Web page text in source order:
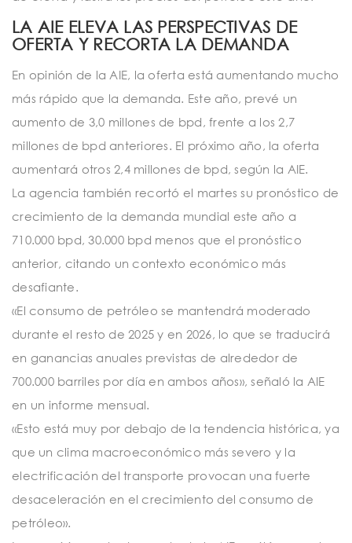
LA AIE ELEVA LAS PERSPECTIVAS DE
OFERTA Y RECORTA LA DEMANDA
En opinión de la AIE, la oferta está aumentando mucho
más rápido que la demanda. Este año, prevé un
aumento de 3,0 millones de bpd, frente a los 2,7
millones de bpd anteriores. El próximo año, la oferta
aumentará otros 2,4 millones de bpd, según la AIE.
La agencia también recortó el martes su pronóstico de
crecimiento de la demanda mundial este año a
710.000 bpd, 30.000 bpd menos que el pronóstico
anterior, citando un contexto económico más
desafiante.
«El consumo de petróleo se mantendrá moderado
durante el resto de 2025 y en 2026, lo que se traducirá
en ganancias anuales previstas de alrededor de
700.000 barriles por día en ambos años», señaló la AIE
en un informe mensual.
«Esto está muy por debajo de la tendencia histórica, ya
que un clima macroeconómico más severo y la
electrificación del transporte provocan una fuerte
desaceleración en el crecimiento del consumo de
petróleo».